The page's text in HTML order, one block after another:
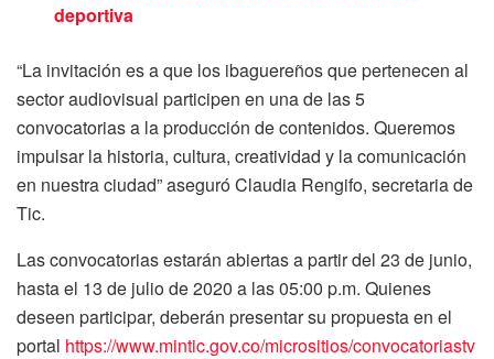
deportiva
“La invitación es a que los ibaguereños que pertenecen al
sector audiovisual participen en una de las 5
convocatorias a la producción de contenidos. Queremos
impulsar la historia, cultura, creatividad y la comunicación
en nuestra ciudad” aseguró Claudia Rengifo, secretaria de
Tic.
Las convocatorias estarán abiertas a partir del 23 de junio,
hasta el 13 de julio de 2020 a las 05:00 p.m. Quienes
deseen participar, deberán presentar su propuesta en el
portal https://www.mintic.gov.co/micrositios/convocatoriastv